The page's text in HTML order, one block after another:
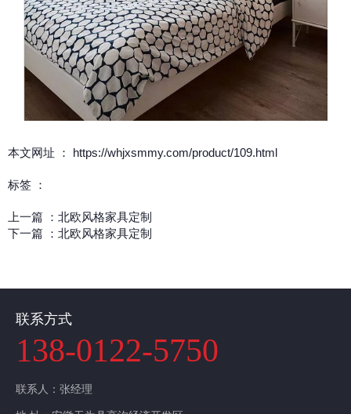
本文网址 ： https://whjxsmmy.com/product/109.html
标签 ：
上一篇 ： 北欧风格家具定制
下一篇 ： 北欧风格家具定制
联系方式
138-0122-5750
联系人：张经理